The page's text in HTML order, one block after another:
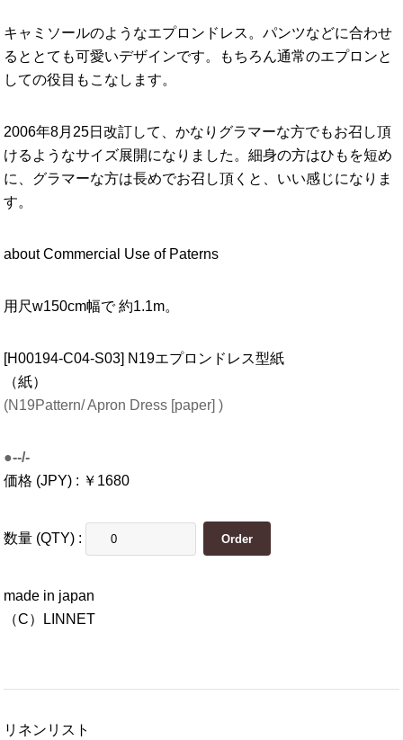
キャミソールのようなエプロンドレス。パンツなどに合わせ
るととても可愛いデザインです。もちろん通常のエプロンと
しての役目もこなします。
2006年8月25日改訂して、かなりグラマーな方でもお召し頂
けるようなサイズ展開になりました。細身の方はひもを短め
に、グラマーな方は長めでお召し頂くと、いい感じになりま
す。
about Commercial Use of Paterns
用尺w150cm幅で 約1.1m。
[H00194-C04-S03] N19エプロンドレス型紙
（紙）
(N19Pattern/ Apron Dress [paper] )
●--/-
価格 (JPY) : ￥1680
数量 (QTY) :
made in japan
（C）LINNET
リネンリスト